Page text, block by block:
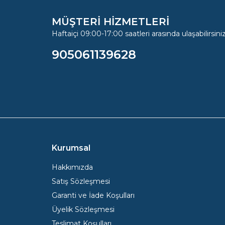
MÜŞTERİ HİZMETLERİ
Haftaiçi 09:00-17:00 saatleri arasında
905061139628
Kurumsal
Hakkımızda
Satış Sözleşmesi
Garanti ve İade Koşulları
Üyelik Sözleşmesi